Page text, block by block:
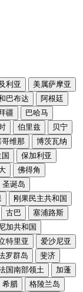
利亚
美属萨摩亚
巴布达
阿根廷
疆
巴哈马
伯里兹
贝宁
哥维那
博茨瓦纳
保加利亚
佛得角
圣诞岛
刚果民主共和国
古巴
塞浦路斯
加共和国
特里亚
爱沙尼亚
罗群岛
斐济
国南部领土
加蓬
希腊
格陵兰岛